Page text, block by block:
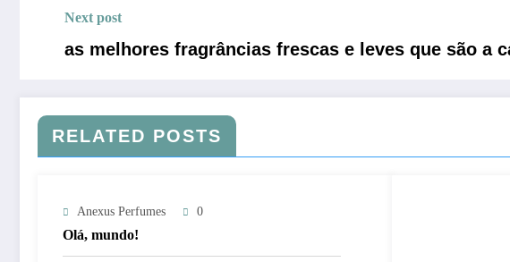
Next post
as melhores fragrâncias frescas e leves que são a
RELATED POSTS
Anexus Perfumes 0
Olá, mundo!